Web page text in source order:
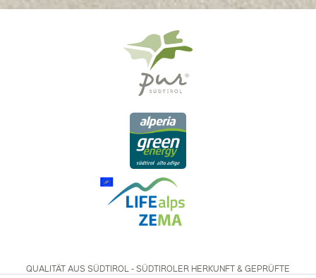
QUALITÄT AUS SÜDTIROL - SÜDTIROLER HERKUNFT & GEPRÜFTE